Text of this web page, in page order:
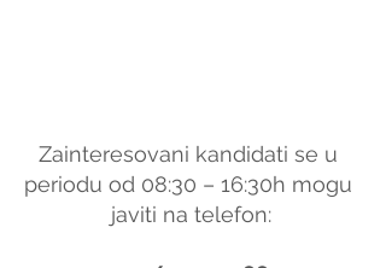
Zainteresovani kandidati se u
periodu od 08:30 – 16:30h mogu
javiti na telefon: